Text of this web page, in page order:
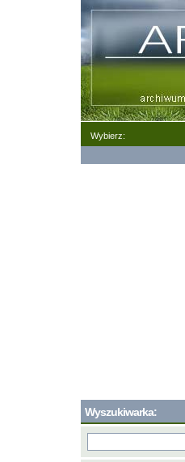
Wybierz:
Wyszukiwarka: